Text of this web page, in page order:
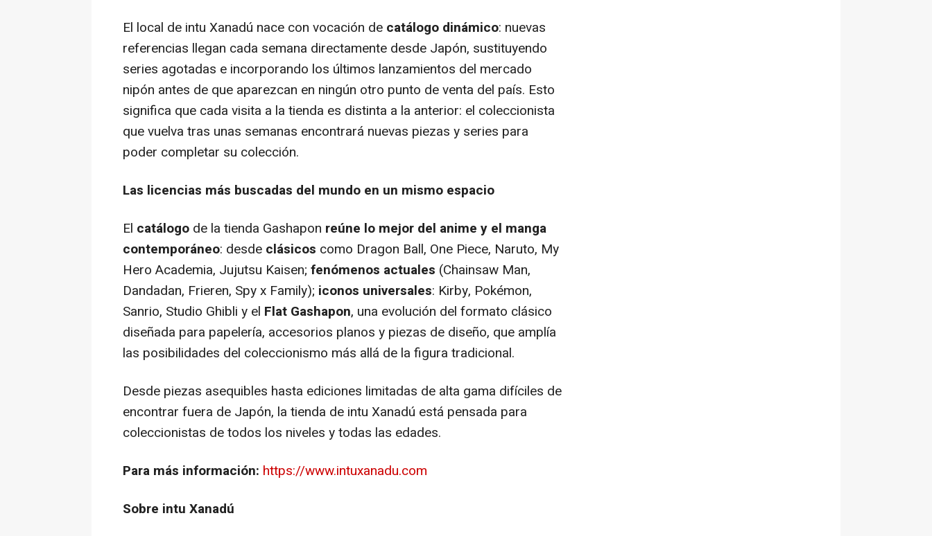
El local de intu Xanadú nace con vocación de catálogo dinámico: nuevas
referencias llegan cada semana directamente desde Japón, sustituyendo
series agotadas e incorporando los últimos lanzamientos del mercado
nipón antes de que aparezcan en ningún otro punto de venta del país. Esto
significa que cada visita a la tienda es distinta a la anterior: el coleccionista
que vuelva tras unas semanas encontrará nuevas piezas y series para
poder completar su colección.
Las licencias más buscadas del mundo en un mismo espacio
El catálogo de la tienda Gashapon reúne lo mejor del anime y el manga
contemporáneo: desde clásicos como Dragon Ball, One Piece, Naruto, My
Hero Academia, Jujutsu Kaisen; fenómenos actuales (Chainsaw Man,
Dandadan, Frieren, Spy x Family); iconos universales: Kirby, Pokémon,
Sanrio, Studio Ghibli y el Flat Gashapon, una evolución del formato clásico
diseñada para papelería, accesorios planos y piezas de diseño, que amplía
las posibilidades del coleccionismo más allá de la figura tradicional.
Desde piezas asequibles hasta ediciones limitadas de alta gama difíciles de
encontrar fuera de Japón, la tienda de intu Xanadú está pensada para
coleccionistas de todos los niveles y todas las edades.
Para más información: https://www.intuxanadu.com
Sobre intu Xanadú